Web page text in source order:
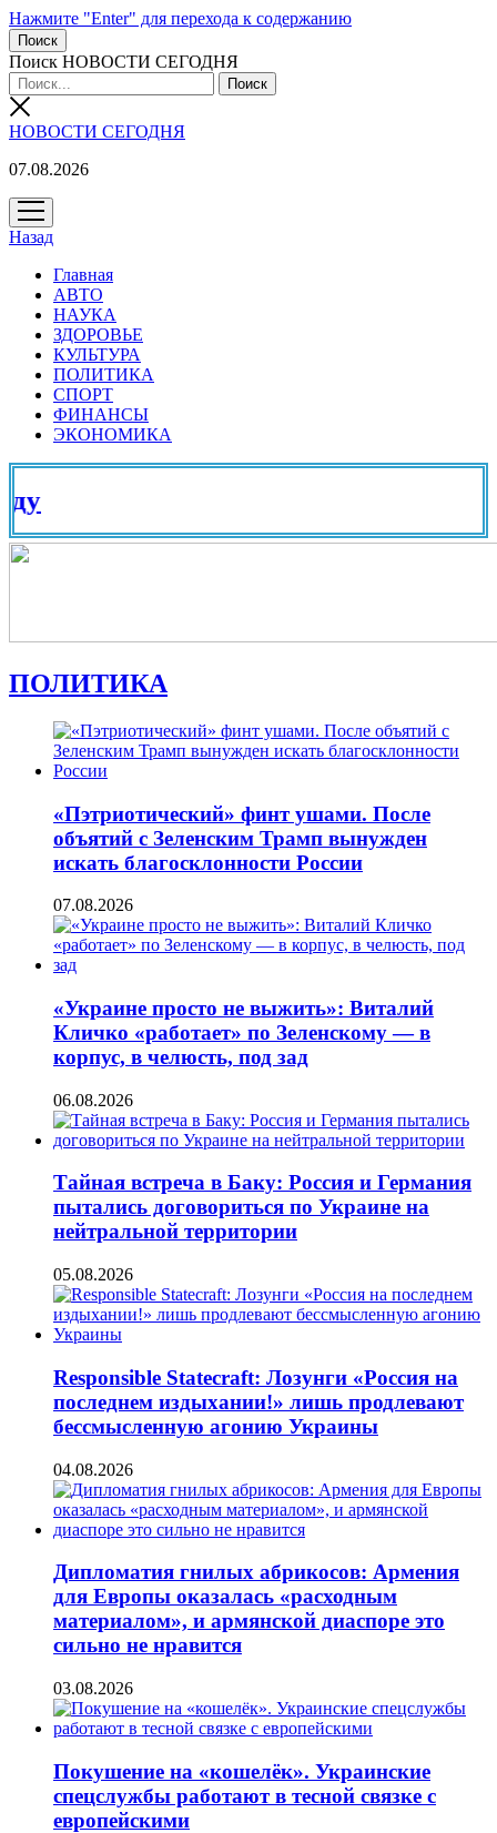
Нажмите "Enter" для перехода к содержанию
Поиск
Поиск НОВОСТИ СЕГОДНЯ
НОВОСТИ СЕГОДНЯ
07.08.2026
открыть
меню
Назад
Главная
АВТО
НАУКА
ЗДОРОВЬЕ
КУЛЬТУРА
ПОЛИТИКА
СПОРТ
ФИНАНСЫ
ЭКОНОМИКА
ПОЛИТИКА
«Пэтриотический» финт ушами. После
объятий с Зеленским Трамп вынужден
искать благосклонности России
07.08.2026
«Украине просто не выжить»: Виталий
Кличко «работает» по Зеленскому — в
корпус, в челюсть, под зад
06.08.2026
Тайная встреча в Баку: Россия и Германия
пытались договориться по Украине на
нейтральной территории
05.08.2026
Responsible Statecraft: Лозунги «Россия на
последнем издыхании!» лишь продлевают
бессмысленную агонию Украины
04.08.2026
Дипломатия гнилых абрикосов: Армения
для Европы оказалась «расходным
материалом», и армянской диаспоре это
сильно не нравится
03.08.2026
Покушение на «кошелёк». Украинские
спецслужбы работают в тесной связке с
европейскими